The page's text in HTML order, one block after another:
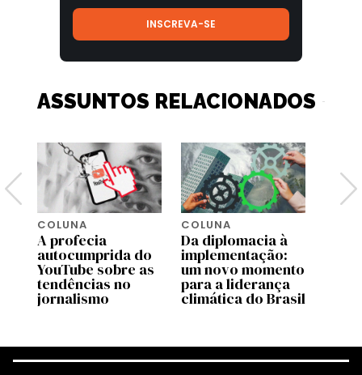
ASSUNTOS RELACIONADOS
COLUNA
A profecia
autocumprida do
YouTube sobre as
tendências no
jornalismo
COLUNA
Da diplomacia à
implementação:
um novo momento
para a liderança
climática do Brasil